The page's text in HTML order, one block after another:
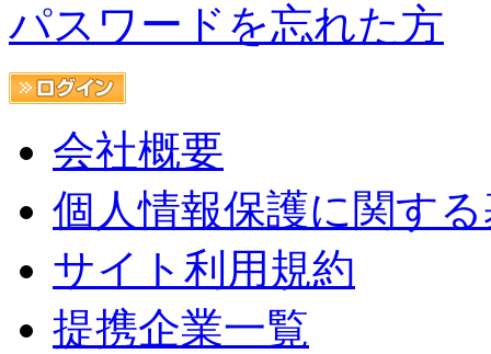
パスワードを忘れた方
会社概要
個人情報保護に関す
サイト利用規約
提携企業一覧